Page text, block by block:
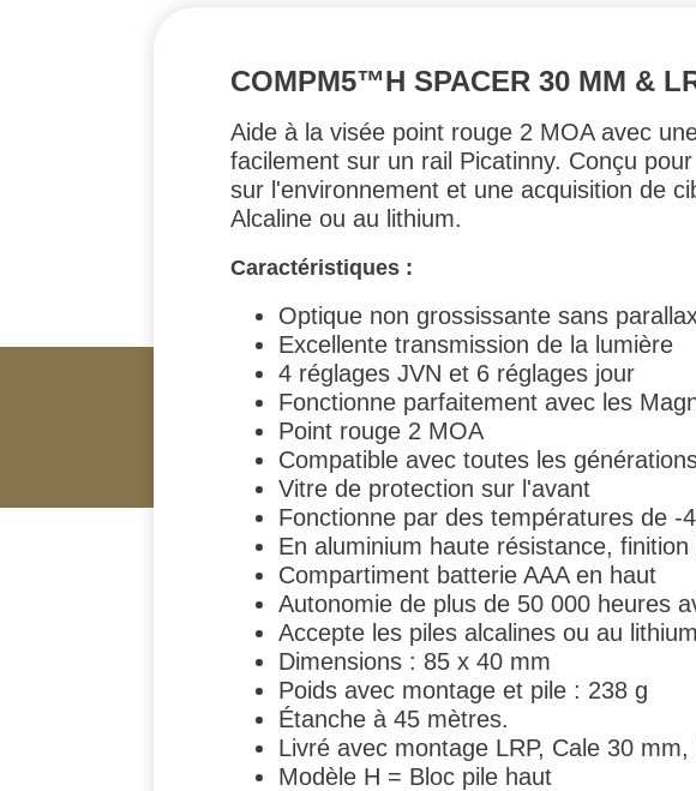
COMPM5™H SPACER 30 MM &
Aide à la visée point rouge 2 MOA avec
facilement sur un rail Picatinny. Conçu
sur l'environnement et une acquisition de
Alcaline ou au lithium.
Caractéristiques :
Optique non grossissante sans
Excellente transmission de la lumière
4 réglages JVN et 6 réglages jour
Fonctionne parfaitement avec les
Point rouge 2 MOA
Compatible avec toutes les
Vitre de protection sur l'avant
Fonctionne par des températures de -
En aluminium haute résistance,
Compartiment batterie AAA en haut
Autonomie de plus de 50 000 heures
Accepte les piles alcalines ou au lithium
Dimensions : 85 x 40 mm
Poids avec montage et pile : 238 g
Étanche à 45 mètres.
Livré avec montage LRP, Cale 30
Modèle H = Bloc pile haut